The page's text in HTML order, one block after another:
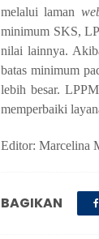
melalui laman
minimum SKS,
nilai lainnya.
batas minimum
lebih besar.
memperbaiki
Editor: Marcelina
BAGIKAN